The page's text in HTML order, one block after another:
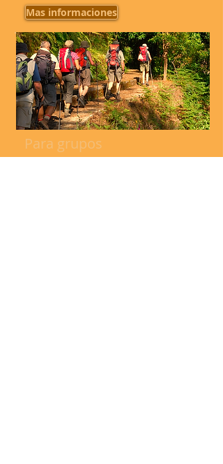
Mas informaciones
Para grupos